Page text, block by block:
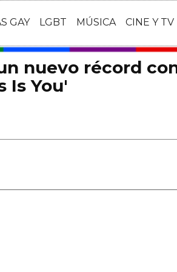
GAY LGBT MÚSICA CINE Y TV
nuevo récord
Is You'